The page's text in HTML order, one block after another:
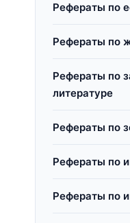
Рефераты по
Рефераты по
Рефераты по
литературе
Рефераты по
Рефераты по
Рефераты по